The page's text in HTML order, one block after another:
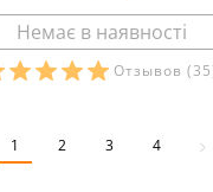
Отзывов
1 2 3 4